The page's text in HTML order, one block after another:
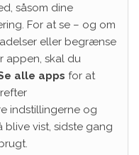
såsom dine
For at se – og om
eller begrænse
appen, skal du
alle apps for at
indstillingerne og
vist, sidste gang